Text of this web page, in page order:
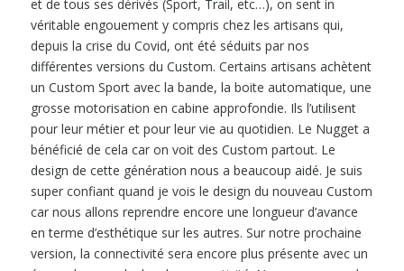
et de tous ses dérivés (Sport, Trail, etc…), on sent in
véritable engouement y compris chez les artisans qui,
depuis la crise du Covid, ont été séduits par nos
différentes versions du Custom. Certains artisans achètent
un Custom Sport avec la bande, la boite automatique, une
grosse motorisation en cabine approfondie. Ils l’utilisent
pour leur métier et pour leur vie au quotidien. Le Nugget a
bénéficié de cela car on voit des Custom partout. Le
design de cette génération nous a beaucoup aidé. Je suis
super confiant quand je vois le design du nouveau Custom
car nous allons reprendre encore une longueur d’avance
en terme d’esthétique sur les autres. Sur notre prochaine
version, la connectivité sera encore plus présente avec un